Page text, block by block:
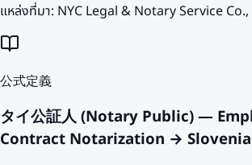
แหล่งที่มา: NYC Legal & Notary Service
公式定義
タイ公証人 (Notary Public) —
Contract Notarization → Slovenia